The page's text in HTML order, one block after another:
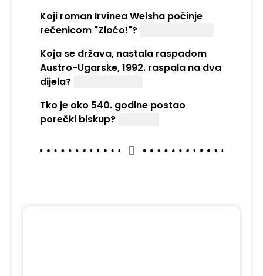
Koji roman Irvinea Welsha počinje
rečenicom "Zloćo!"?
Koja se država, nastala raspadom
Austro-Ugarske, 1992. raspala na dva
dijela?
Tko je oko 540. godine postao
porečki biskup?